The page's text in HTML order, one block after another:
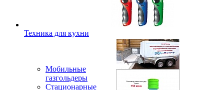
Техника для кухни
Мобильные
газгольдеры
Стационарные